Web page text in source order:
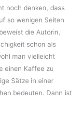
noch denken, dass
so wenigen Seiten
die Autorin,
schon als
man vielleicht
einen Kaffee zu
Sätze in einer
bedeuten. Dann ist